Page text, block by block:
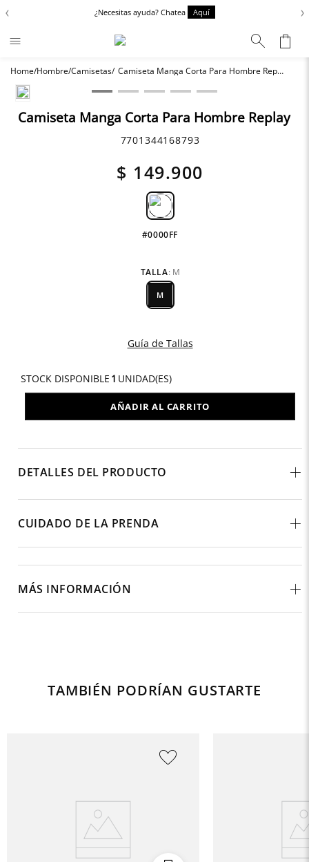
‹ ¿Necesitas ayuda? Chatea Aquí ›
Hombre Camisetas Camiseta Manga Corta Para Hombre Replay
Camiseta Manga Corta Para Hombre Replay
7701344168793
$ 149.900
#0000FF
TALLA: M
M
Guía de Tallas
STOCK DISPONIBLE 1 UNIDAD(ES)
AÑADIR AL CARRITO
DETALLES DEL PRODUCTO
CUIDADO DE LA PRENDA
MÁS INFORMACIÓN
TAMBIÉN PODRÍAN GUSTARTE
Términos más buscados
1.
. Zapatos